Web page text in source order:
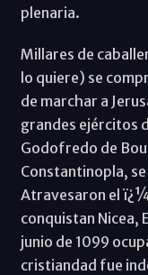
plenaria.
Millares de
lo quiere) se
de marchar a
grandes ejércitos
Godofredo de
Constantinopla,
Atravesaron el
conquistan Nicea,
junio de 1099
cristiandad fue